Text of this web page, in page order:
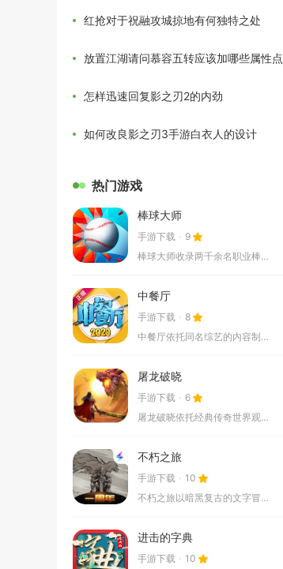
红抢对于祝融攻城掠地有何独特之处
放置江湖请问慕容五转应该加哪些属性点
怎样迅速回复影之刃2的内劲
如何改良影之刃3手游白衣人的设计
热门游戏
棒球大师
手游下载
9
棒球大师收录两千余名职业棒球选手，完整还原现实棒球赛场规则，...
中餐厅
手游下载
8
中餐厅依托同名综艺的内容制作，玩家可以以店长的身份，在海岛小...
屠龙破晓
手游下载
6
屠龙破晓依托经典传奇世界观打造复古热血MMORPG手游，还原...
不朽之旅
手游下载
10
不朽之旅以暗黑复古的文字冒险作为核心载体，融合放置挂机与装备...
进击的字典
手游下载 10